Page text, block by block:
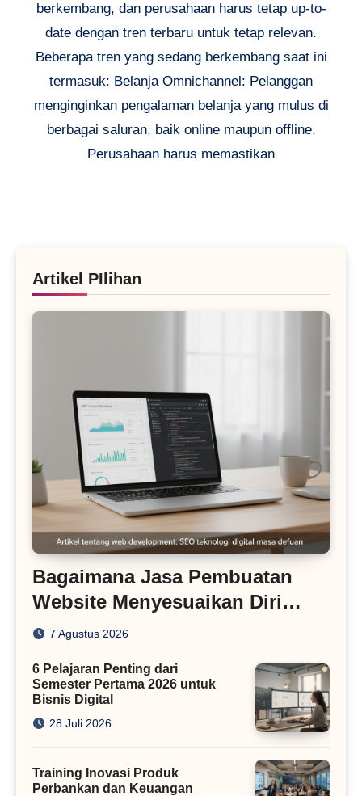
berkembang, dan perusahaan harus tetap up-to-
date dengan tren terbaru untuk tetap relevan.
Beberapa tren yang sedang berkembang saat ini
termasuk: Belanja Omnichannel: Pelanggan
menginginkan pengalaman belanja yang mulus di
berbagai saluran, baik online maupun offline.
Perusahaan harus memastikan
Artikel PIlihan
Bagaimana Jasa Pembuatan
Website Menyesuaikan Diri
dengan Algoritma SEO Masa
7 Agustus 2026
6 Pelajaran Penting dari
Semester Pertama 2026 untuk
Bisnis Digital
28 Juli 2026
Training Inovasi Produk
Perbankan dan Keuangan